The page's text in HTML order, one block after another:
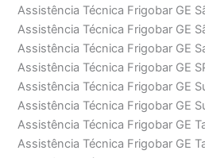
Assistência Técnica Frigobar GE
Assistência Técnica Frigobar GE
Assistência Técnica Frigobar GE
Assistência Técnica Frigobar GE
Assistência Técnica Frigobar GE
Assistência Técnica Frigobar GE
Assistência Técnica Frigobar GE
Assistência Técnica Frigobar GE